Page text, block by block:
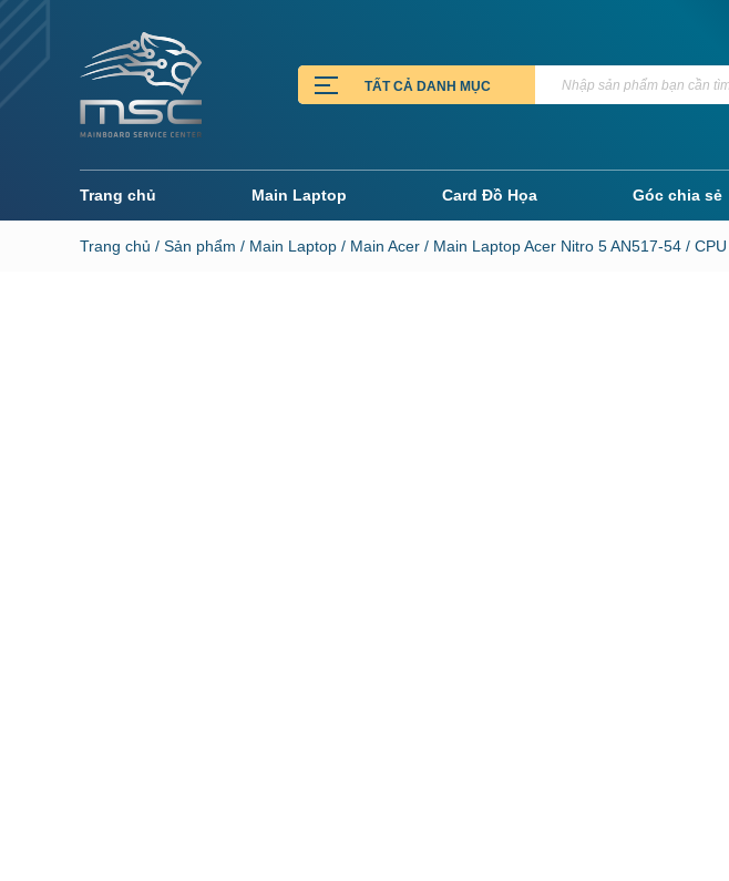
Trang chủ Main Laptop Card Đồ Họa Góc chia sẻ
Trang chủ / Sản phẩm / Main Laptop / Main Acer / Main Laptop Acer Nitro 5 AN517-54 /